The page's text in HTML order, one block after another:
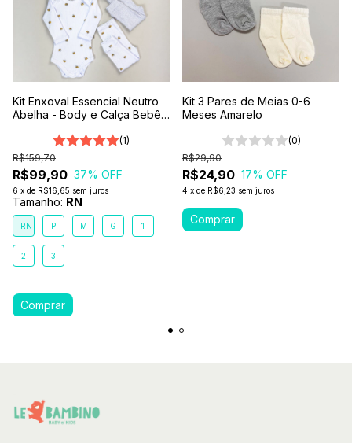
Kit Enxoval Essencial Neutro
Abelha - Body e Calça Bebê
Premium
(1)
R$99,90
R$159,70
37% OFF
6 x de R$16,65 sem juros
Tamanho: RN
RN P M G 1
2 3
Kit 3 Pares de Meias 0-6
Meses Amarelo
(0)
R$24,90
R$29,90
17% OFF
4 x de R$6,23 sem juros